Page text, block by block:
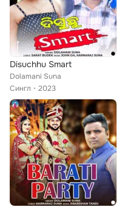
Disuchhu Smart
Dolamani Suna
Сингл
2023